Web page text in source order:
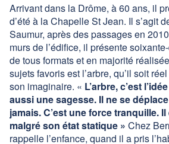
Arrivant dans la Drôme, à 60 ans, il
d’été à la Chapelle St Jean. Il s’agit
Saumur, après des passages en
murs de l’édifice, il présente
de tous formats et en majorité
sujets favoris est l’arbre, qu’il soit
son imaginaire. « L’arbre, c’est
aussi une sagesse. Il ne se
jamais. C’est une force tranquille.
malgré son état statique » Chez
rappelle l’enfance, quand il a pris